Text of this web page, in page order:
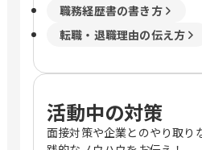
職務経歴書の書き方
転職・退職理由の伝え方
活動中の対策
面接対策や企業とのやり取り